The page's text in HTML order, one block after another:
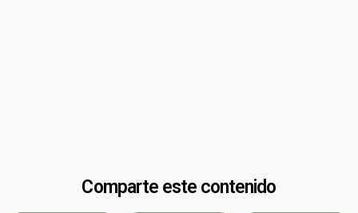
Comparte este contenido